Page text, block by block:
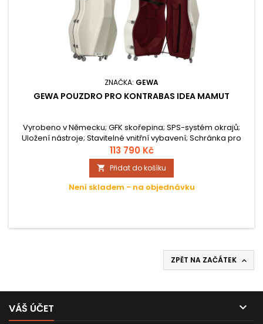
ZNAČKA: GEWA
GEWA POUZDRO PRO KONTRABAS IDEA MAMUT
Vyrobeno v Německu; GFK skořepina; SPS-systém okrajů;
Uložení nástroje; Stavitelné vnitřní vybavení; Schránka pro
příslušenství, vak na smyčec; Kolečka pro snadný transport;
Hmotnost cca. 28 kg; Vnější barva bílá; Vnitřní Velour
červená;
113 790 Kč
 Přidat do košíku
Není skladem - na objednávku
ZPĚT NA ZAČÁTEK 
VÁŠ ÚČET 